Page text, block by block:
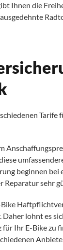
Ihnen die
Tarife
beginnen
Reparatur sehr
Bike
lohnt es
Ihr E-Bike zu